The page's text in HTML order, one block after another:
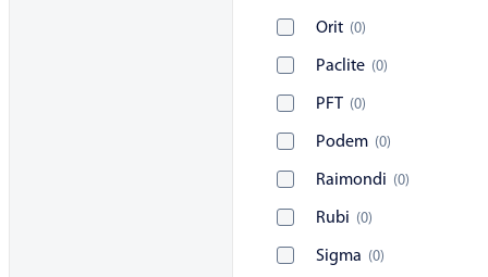
Orit (0)
Paclite (0)
PFT (0)
Podem (0)
Raimondi (0)
Rubi (0)
Sigma (0)